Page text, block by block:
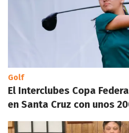
Golf
El Interclubes Copa
en Santa Cruz con unos